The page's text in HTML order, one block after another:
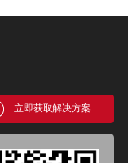
立即获取解决方案